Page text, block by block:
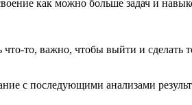
как можно больше задач и
что-то, важно, чтобы выйти и
с последующими анализами